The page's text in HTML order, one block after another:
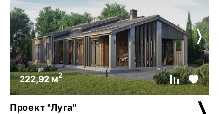
222,92 м2
Проект "Луга"